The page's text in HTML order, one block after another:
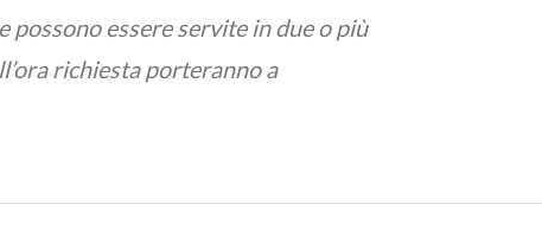
essere servite in due o più
richiesta porteranno a